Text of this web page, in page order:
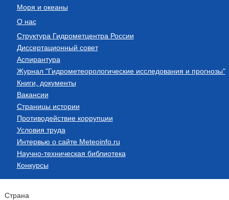
Моря и океаны
О нас
Структура Гидрометцентра России
Диссертационный совет
Аспирантура
Журнал "Гидрометеорологические исследования и прогнозы"
Книги, документы
Вакансии
Страницы истории
Противодействие коррупции
Условия труда
Интервью о сайте Meteoinfo.ru
Научно-техническая библиотека
Конкурсы
Страна